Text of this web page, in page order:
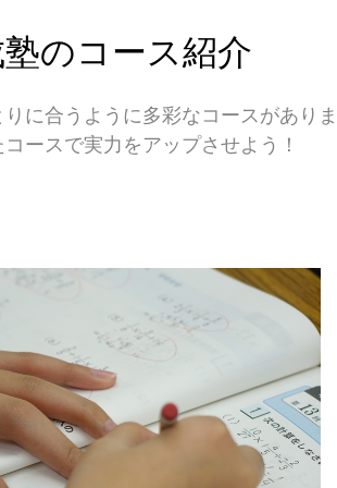
のコース紹介
に合うように多彩なコースがあり
ースで実力をアップさせよう！